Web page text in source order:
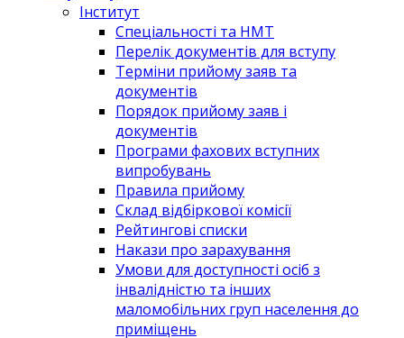
Інститут
Спеціальності та НМТ
Перелік документів для вступу
Терміни прийому заяв та
документів
Порядок прийому заяв і
документів
Програми фахових вступних
випробувань
Правила прийому
Склад відбіркової комісії
Рейтингові списки
Накази про зарахування
Умови для доступності осіб з
інвалідністю та інших
маломобільних груп населення до
приміщень